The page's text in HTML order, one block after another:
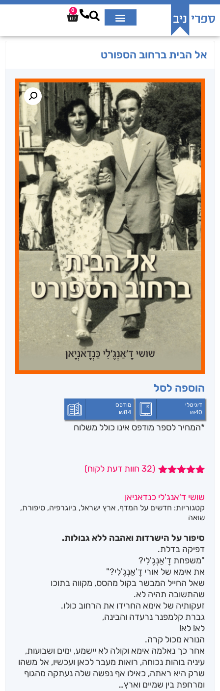
0
אל הבית ברחוב הספורט
הוספה לסל
דיגיטלי
₪40
מודפס
₪84
*המחיר לספר מודפס אינו כולל משלוח
מבוסס על
דירוגים של
לקוחות
(
32 חוות דעת לקוח)
שושי ד'אנג'לי כנדאניאן
קטגוריות: חדשים על המדף, ארץ ישראל, ביוגרפיה, סיפורת,
שואה
סיפור על הישרדות ואהבה ללא גבולות.
דפיקה בדלת.
"משפחת דָ'אַנְגֶ'לִי?
את אימא של אורי דָ'אַנְגֶ'לִי?"
שאל החייל המבשר בקול מהסס, מקווה בתוכו
שהתשובה תהיה לא.
זעקותיה של אימא החרידו את הרחוב כולו.
גברת קלמפנר נרעדה והבינה,
לא! לא!
הנורא מכול קרה.
אחר כך נאלמה אימא וקולה לא יישמע, ימים ושבועות,
עיניה בוהות נכוחה, רואות מעבר לכאן ועכשיו, אל משהו
שרק היא ראתה, כאילו אף נפשה שלה נעתקה מהגוף
ומרחפת בין שמיים וארץ…